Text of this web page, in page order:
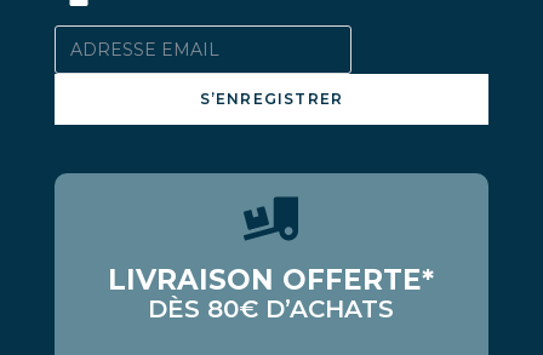
S’ENREGISTRER
LIVRAISON OFFERTE*
DÈS 80€ D’ACHATS